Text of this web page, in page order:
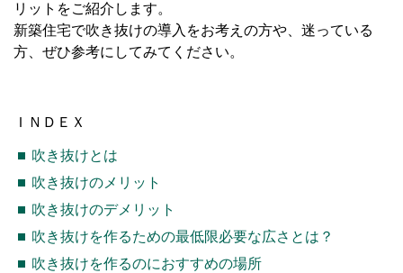
リットをご紹介します。
新築住宅で吹き抜けの導入をお考えの方や、迷っている
方、ぜひ参考にしてみてください。
ＩＮＤＥＸ
吹き抜けとは
吹き抜けのメリット
吹き抜けのデメリット
吹き抜けを作るための最低限必要な広さとは？
吹き抜けを作るのにおすすめの場所